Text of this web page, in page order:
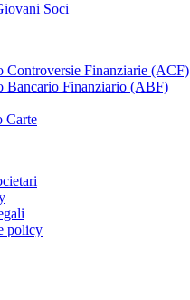
Soci
Controversie Finanziarie (ACF)
Bancario Finanziario (ABF)
Carte
policy